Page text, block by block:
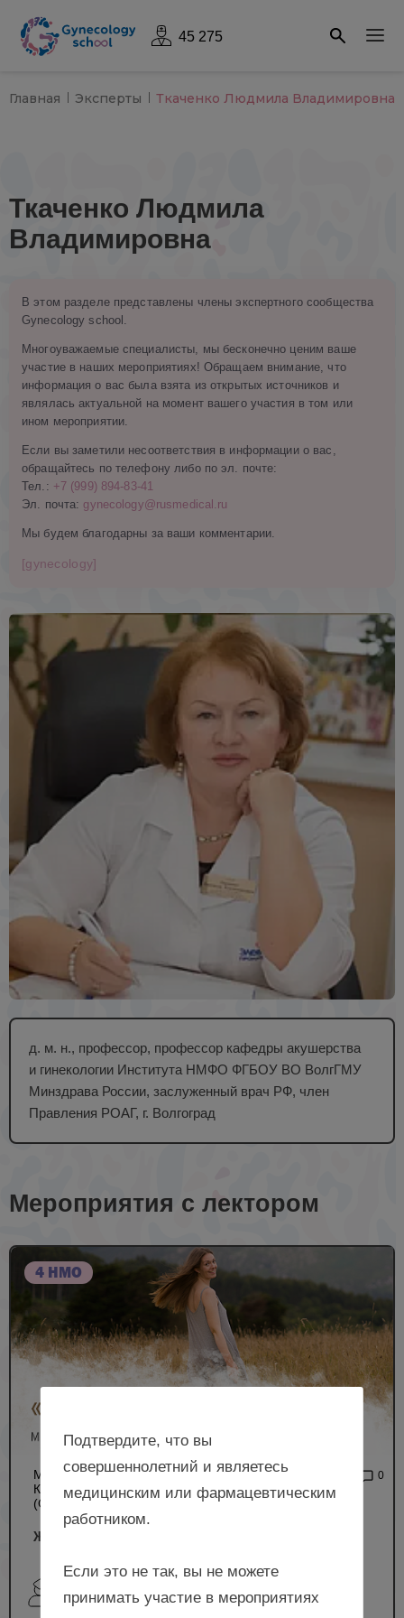
45 275
Главная Эксперты Ткаченко Людмила Владимировна
Ткаченко Людмила
Владимировна
В этом разделе представлены члены экспертного сообщества
Gynecology school.
Многоуважаемые специалисты, мы бесконечно ценим ваше
участие в наших мероприятиях! Обращаем внимание, что
информация о вас была взята из открытых источников и
являлась актуальной на момент вашего участия в том или
ином мероприятии.
Если вы заметили несоответствия в информации о вас,
обращайтесь по телефону либо по эл. почте:
Тел.: +7 (999) 894-83-41
Эл. почта: gynecology@rusmedical.ru
Мы будем благодарны за ваши комментарии.
[gynecology]
д. м. н., профессор, профессор кафедры акушерства
и гинекологии Института НМФО ФГБОУ ВО ВолгГМУ
Минздрава России, заслуженный врач РФ, член
Правления РОАГ, г. Волгоград
Мероприятия с лектором
4 НМО
МЕЖРЕГИОНАЛЬНАЯ
КОНФЕРЕНЦИЯ РОАГ
(ОЧНЫЙ ФОРМАТ)
0
Женское здоровье, г. Волгоград
Гриценко И.А., Амбарцумян Т.Ж. и др.
Подтвердите, что вы
совершеннолетний и являетесь
медицинским или фармацевтическим
работником.
Если это не так, вы не можете
принимать участие в мероприятиях